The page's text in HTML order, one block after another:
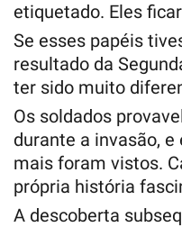
etiquetado. Eles
Se esses papéis
resultado da
ter sido muito
Os soldados
durante a invasão,
mais foram vistos.
própria história
A descoberta